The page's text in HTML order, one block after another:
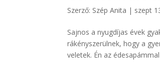
Szerző: Szép Anita | szept
Sajnos a nyugdíjas évek
rákényszerülnek, hogy a
veletek. Én az